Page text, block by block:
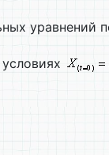
уравнений